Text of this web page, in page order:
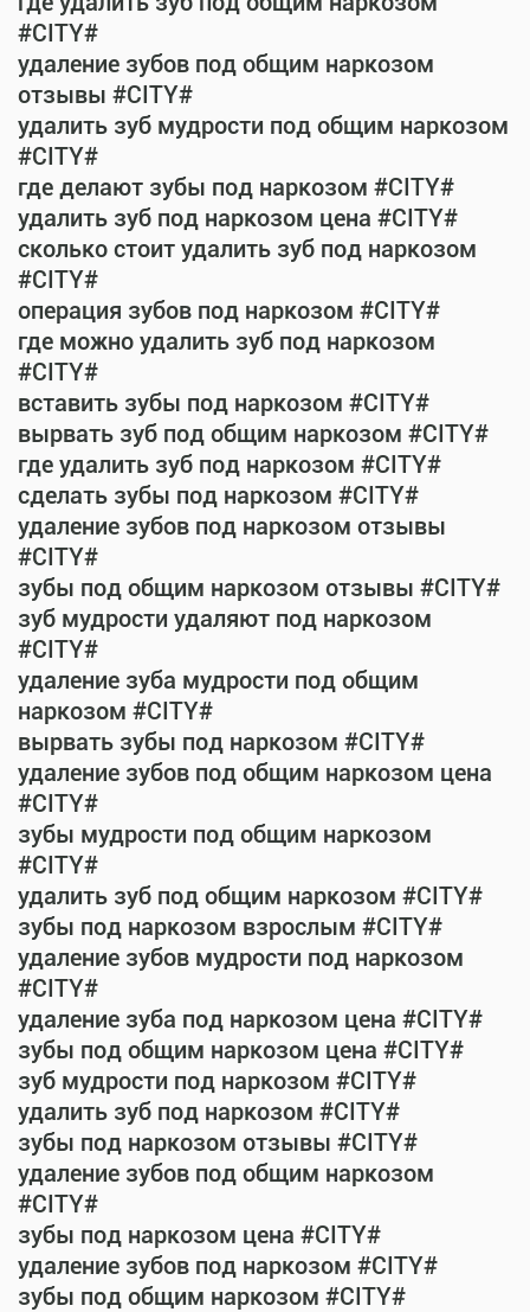
#CITY#
удаление зубов под общим наркозом
отзывы #CITY#
удалить зуб мудрости под общим наркозом
#CITY#
где делают зубы под наркозом #CITY#
удалить зуб под наркозом цена #CITY#
сколько стоит удалить зуб под наркозом
#CITY#
операция зубов под наркозом #CITY#
где можно удалить зуб под наркозом
#CITY#
вставить зубы под наркозом #CITY#
вырвать зуб под общим наркозом #CITY#
где удалить зуб под наркозом #CITY#
сделать зубы под наркозом #CITY#
удаление зубов под наркозом отзывы
#CITY#
зубы под общим наркозом отзывы #CITY#
зуб мудрости удаляют под наркозом
#CITY#
удаление зуба мудрости под общим
наркозом #CITY#
вырвать зубы под наркозом #CITY#
удаление зубов под общим наркозом цена
#CITY#
зубы мудрости под общим наркозом
#CITY#
удалить зуб под общим наркозом #CITY#
зубы под наркозом взрослым #CITY#
удаление зубов мудрости под наркозом
#CITY#
удаление зуба под наркозом цена #CITY#
зубы под общим наркозом цена #CITY#
зуб мудрости под наркозом #CITY#
удалить зуб под наркозом #CITY#
зубы под наркозом отзывы #CITY#
удаление зубов под общим наркозом
#CITY#
зубы под наркозом цена #CITY#
удаление зубов под наркозом #CITY#
зубы под общим наркозом #CITY#